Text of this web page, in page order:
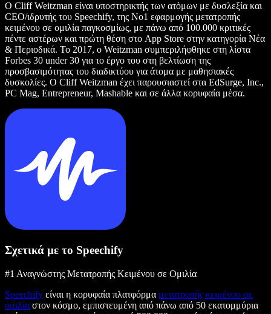
Ο Cliff Weitzman είναι υποστηρικτής των ατόμων με δυσλεξία και
CEO/ιδρυτής του Speechify, της Νο1 εφαρμογής μετατροπής
κειμένου σε ομιλία παγκοσμίως, με πάνω από 100.000 κριτικές
πέντε αστέρων και πρώτη θέση στο App Store στην κατηγορία Νέα
& Περιοδικά. Το 2017, ο Weitzman συμπεριλήφθηκε στη λίστα
Forbes 30 under 30 για το έργο του στη βελτίωση της
προσβασιμότητας του διαδικτύου για άτομα με μαθησιακές
δυσκολίες. Ο Cliff Weitzman έχει παρουσιαστεί στα EdSurge, Inc.,
PC Mag, Entrepreneur, Mashable και σε άλλα κορυφαία μέσα.
Σχετικά με το Speechify
#1 Αναγνώστης Μετατροπής Κειμένου σε Ομιλία
Speechify είναι η κορυφαία πλατφόρμα μετατροπής κειμένου σε
ομιλία στον κόσμο, εμπιστευμένη από πάνω από 50 εκατομμύρια